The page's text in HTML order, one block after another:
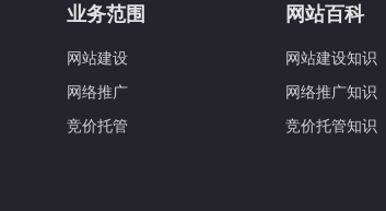
业务范围
网站建设
网络推广
竞价托管
网站百科
网站建设知识
网络推广知识
竞价托管知识